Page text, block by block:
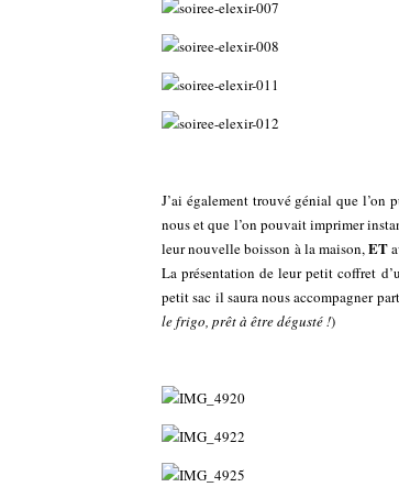
J’ai également trouvé génial que l’on
nous et que l’on pouvait imprimer
leur nouvelle boisson à la maison,ET
La présentation de leur petit coffret
petit sac il saura nous accompagner
le frigo, prêt à être dégusté !)